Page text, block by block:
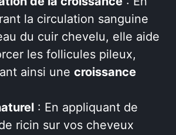
la circulation sanguine
du cuir chevelu, elle aide
les follicules pileux,
ainsi une croissance
: En appliquant de
ricin sur vos cheveux